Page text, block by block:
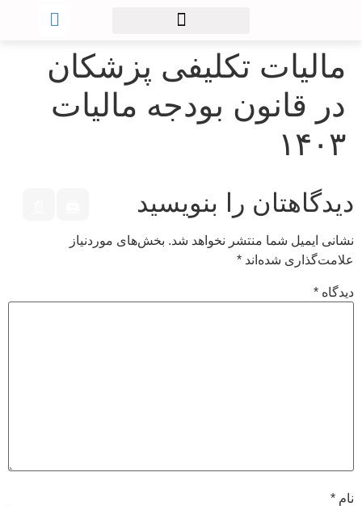
مالیات تکلیفی پزشکان
در قانون بودجه مالیات
۱۴۰۳
دیدگاهتان را بنویسید
نشانی ایمیل شما منتشر نخواهد شد. بخش‌های موردنیاز
علامت‌گذاری شده‌اند *
دیدگاه *
نام *